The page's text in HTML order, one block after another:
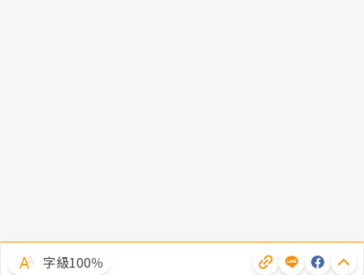
字級100％